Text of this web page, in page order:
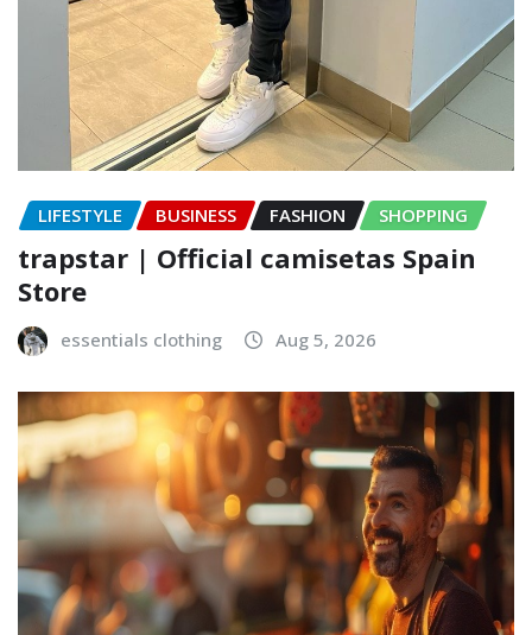
LIFESTYLE BUSINESS FASHION SHOPPING
trapstar | Official camisetas Spain
Store
essentials clothing Aug 5, 2026